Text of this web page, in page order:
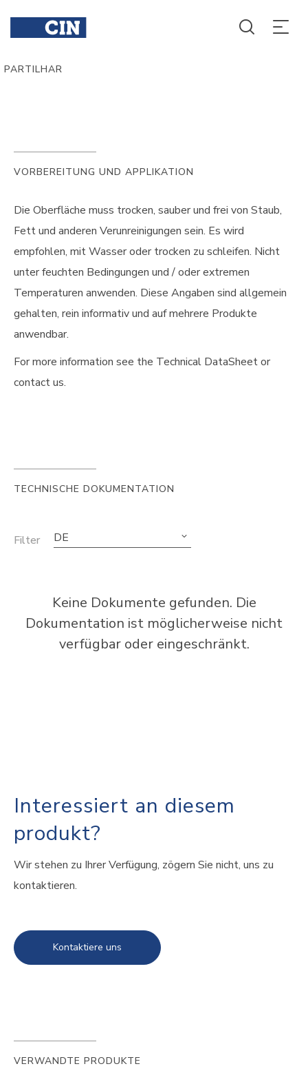
PARTILHAR
VORBEREITUNG UND APPLIKATION
Die Oberfläche muss trocken, sauber und frei von Staub,
Fett und anderen Verunreinigungen sein. Es wird
empfohlen, mit Wasser oder trocken zu schleifen. Nicht
unter feuchten Bedingungen und / oder extremen
Temperaturen anwenden. Diese Angaben sind allgemein
gehalten, rein informativ und auf mehrere Produkte
anwendbar.
For more information see the Technical DataSheet or
contact us.
TECHNISCHE DOKUMENTATION
Filter DE
Keine Dokumente gefunden. Die
Dokumentation ist möglicherweise nicht
verfügbar oder eingeschränkt.
Interessiert an diesem
produkt?
Wir stehen zu Ihrer Verfügung, zögern Sie nicht, uns zu
kontaktieren.
Kontaktiere uns
VERWANDTE PRODUKTE